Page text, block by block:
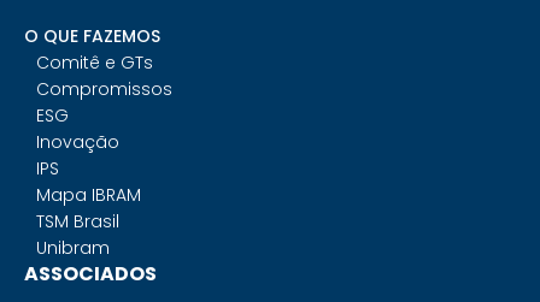
O QUE FAZEMOS
Comitê e GTs
Compromissos
ESG
Inovação
IPS
Mapa IBRAM
TSM Brasil
Unibram
ASSOCIADOS